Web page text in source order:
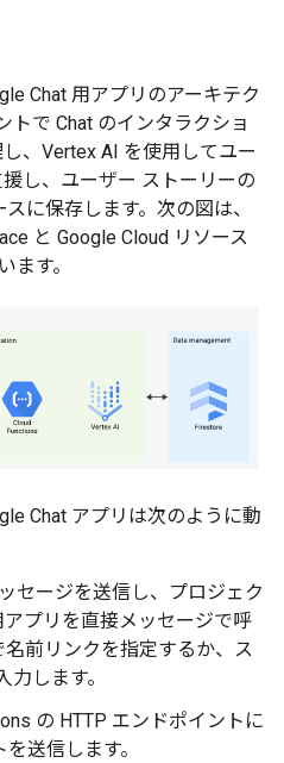
Chat 用アプリのアーキテク
トで Chat のインタラクショ
、Vertex AI を使用してユー
し、ユーザー ストーリーの
に保存します。次の図は、
と Google Cloud リソース
ます。
Chat アプリは次のように動
セージを送信し、プロジェク
アプリを直接メッセージで呼
前リンクを指定するか、ス
します。
の HTTP エンドポイントに
送信します。